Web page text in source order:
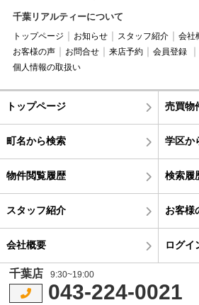
千葉リアルティーについて
トップページ お知らせ スタッフ紹介 会社
お客様の声
お問合せ 来店予約 会員登録
個人情報の取扱い
トップページ 売買物
町名から検索 学区か
物件閲覧履歴 検索履
スタッフ紹介 お客様
会社概要 ログイ
千葉店 9:30~19:00
043-224-0021